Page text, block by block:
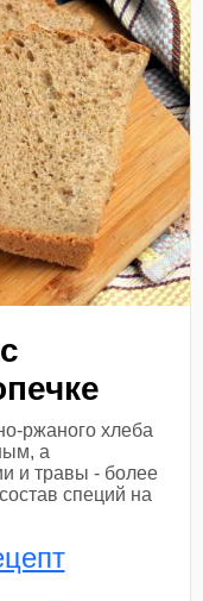
ржаного хлеба
а
и травы - более
специй на